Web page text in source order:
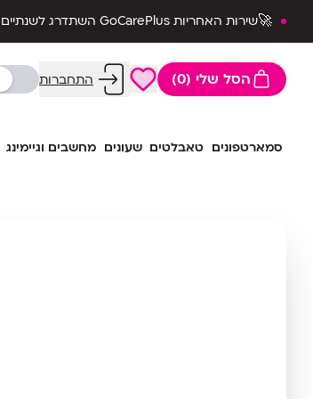
🚀שירות האחריות GoCarePlus השתדרג לשנתיים
שלמות🛡️
הסל שלי (0) התחברות
סמארטפונים טאבלטים שעונים מחשבים וגיימינג